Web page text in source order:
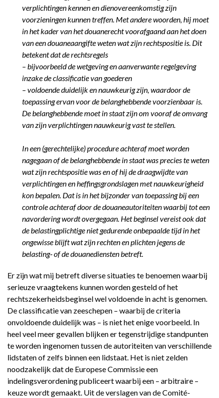
verplichtingen kennen en dienovereenkomstig zijn
voorzieningen kunnen treffen. Met andere woorden, hij moet
in het kader van het douanerecht voorafgaand aan het doen
van een douaneaangifte weten wat zijn rechtspositie is. Dit
betekent dat de rechtsregels
– bijvoorbeeld de wetgeving en aanverwante regelgeving
inzake de classificatie van goederen
– voldoende duidelijk en nauwkeurig zijn, waardoor de
toepassing ervan voor de belanghebbende voorzienbaar is.
De belanghebbende moet in staat zijn om vooraf de omvang
van zijn verplichtingen nauwkeurig vast te stellen.
In een (gerechtelijke) procedure achteraf moet worden
nagegaan of de belanghebbende in staat was precies te weten
wat zijn rechtspositie was en of hij de draagwijdte van
verplichtingen en heffingsgrondslagen met nauwkeurigheid
kon bepalen. Dat is in het bijzonder van toepassing bij een
controle achteraf door de douaneautoriteiten waarbij tot een
navordering wordt overgegaan. Het beginsel vereist ook dat
de belastingplichtige niet gedurende onbepaalde tijd in het
ongewisse blijft wat zijn rechten en plichten jegens de
belasting‑ of de douanediensten betreft.
Er zijn wat mij betreft diverse situaties te benoemen waarbij
serieuze vraagtekens kunnen worden gesteld of het
rechtszekerheidsbeginsel wel voldoende in acht is genomen.
De classificatie van zeeschepen – waarbij de criteria
onvoldoende duidelijk was – is niet het enige voorbeeld. In
heel veel meer gevallen blijken er tegenstrijdige standpunten
te worden ingenomen tussen de autoriteiten van verschillende
lidstaten of zelfs binnen een lidstaat. Het is niet zelden
noodzakelijk dat de Europese Commissie een
indelingsverordening publiceert waarbij een – arbitraire –
keuze wordt gemaakt. Uit de verslagen van de Comité-